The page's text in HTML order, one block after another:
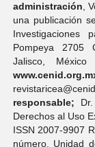
administración ,
una publicación
Investigaciones
Pompeya 2705
Jalisco,
responsable;
Derechos al Uso
ISSN 2007-9907
número, Unidad